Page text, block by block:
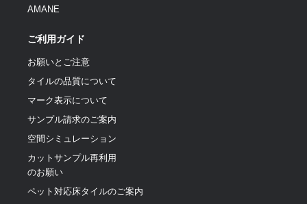
AMANE
ご利用ガイド
お願いとご注意
タイルの品質について
マーク表示について
サンプル請求のご案内
空間シミュレーション
カットサンプル再利用
のお願い
ペット対応床タイルのご案内